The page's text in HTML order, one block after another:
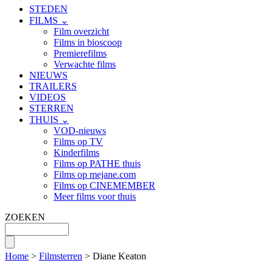
STEDEN
FILMS ⌄
Film overzicht
Films in bioscoop
Premierefilms
Verwachte films
NIEUWS
TRAILERS
VIDEOS
STERREN
THUIS ⌄
VOD-nieuws
Films op TV
Kinderfilms
Films op PATHE thuis
Films op mejane.com
Films op CINEMEMBER
Meer films voor thuis
ZOEKEN
Home > Filmsterren > Diane Keaton